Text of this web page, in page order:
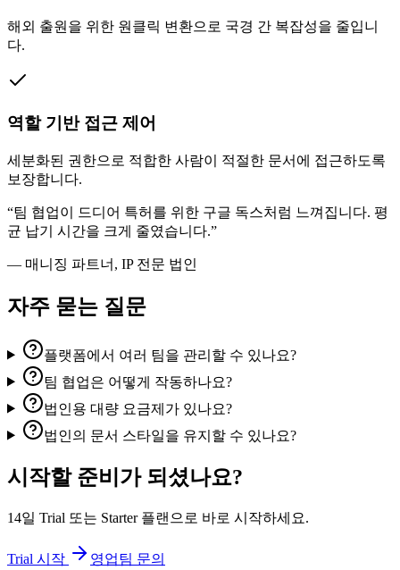
해외 출원을 위한 원클릭 변환으로 국경 간 복잡성을 줄입니
다.
역할 기반 접근 제어
세분화된 권한으로 적합한 사람이 적절한 문서에 접근하도록
보장합니다.
“팀 협업이 드디어 특허를 위한 구글 독스처럼 느껴집니다. 평
균 납기 시간을 크게 줄였습니다.”
— 매니징 파트너, IP 전문 법인
자주 묻는 질문
플랫폼에서 여러 팀을 관리할 수 있나요?
팀 협업은 어떻게 작동하나요?
법인용 대량 요금제가 있나요?
법인의 문서 스타일을 유지할 수 있나요?
시작할 준비가 되셨나요?
14일 Trial 또는 Starter 플랜으로 바로 시작하세요.
Trial 시작 영업팀 문의